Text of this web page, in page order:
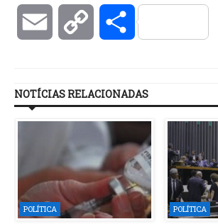
Email Copy Compartilhar
NOTÍCIAS RELACIONADAS
POLÍTICA POLÍTICA